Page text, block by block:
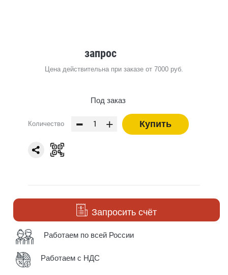
запрос
Цена действительна при заказе от 7000 руб.
Под заказ
Количество - + Купить
Запросить счёт
Работаем по всей России
Работаем с НДС